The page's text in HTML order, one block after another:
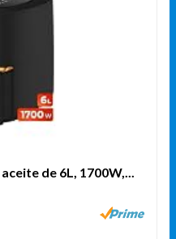
de 6L, 1700W,...